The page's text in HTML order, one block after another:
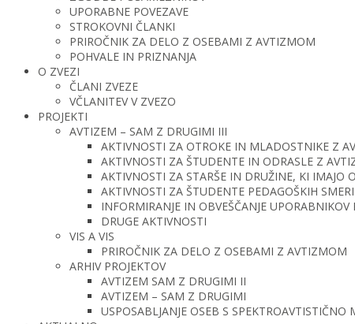
UPORABNE POVEZAVE
STROKOVNI ČLANKI
PRIROČNIK ZA DELO Z OSEBAMI Z AVTIZMOM
POHVALE IN PRIZNANJA
O ZVEZI
ČLANI ZVEZE
VČLANITEV V ZVEZO
PROJEKTI
AVTIZEM – SAM Z DRUGIMI III
AKTIVNOSTI ZA OTROKE IN MLADOSTNIKE Z
AKTIVNOSTI ZA ŠTUDENTE IN ODRASLE Z
AKTIVNOSTI ZA STARŠE IN DRUŽINE, KI IMAJO
AKTIVNOSTI ZA ŠTUDENTE PEDAGOŠKIH
INFORMIRANJE IN OBVEŠČANJE UPORABNIKOV
DRUGE AKTIVNOSTI
VIS A VIS
PRIROČNIK ZA DELO Z OSEBAMI Z AVTIZMOM
ARHIV PROJEKTOV
AVTIZEM SAM Z DRUGIMI II
AVTIZEM – SAM Z DRUGIMI
USPOSABLJANJE OSEB S SPEKTROAVTISTIČNO